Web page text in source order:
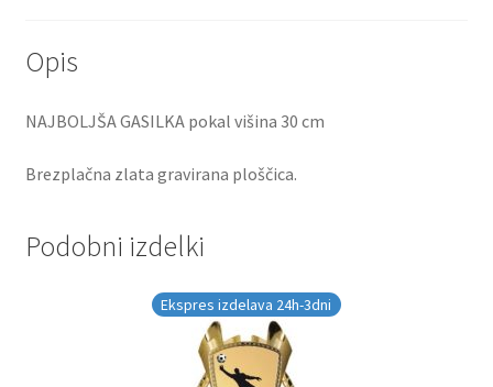
Opis
NAJBOLJŠA GASILKA pokal višina 30 cm
Brezplačna zlata gravirana ploščica.
Podobni izdelki
Ekspres izdelava 24h-3dni